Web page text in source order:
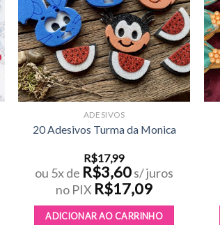
ADESIVOS
20 Adesivos Turma da Monica
R$17,99
ou 5x de R$3,60s/ juros
no PIX R$17,09
ADICIONAR AO CARRINHO